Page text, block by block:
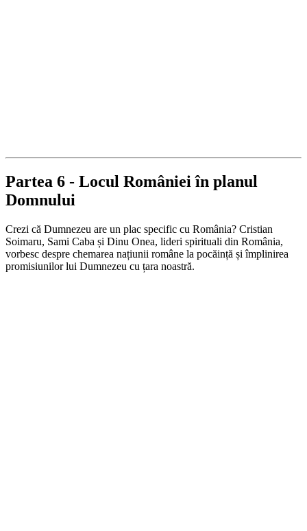
Partea 6 - Locul României în planul
Domnului
Crezi că Dumnezeu are un plac specific cu România? Cristian
Soimaru, Sami Caba și Dinu Onea, lideri spirituali din România,
vorbesc despre chemarea națiunii române la pocăință și împlinirea
promisiunilor lui Dumnezeu cu țara noastră.